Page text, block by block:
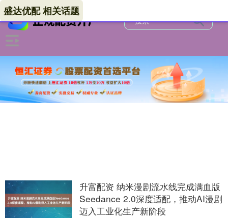
盛达优配 相关话题
升富配资 纳米漫剧流水线完成满血版
Seedance 2.0深度适配，推动AI漫剧
迈入工业化生产新阶段